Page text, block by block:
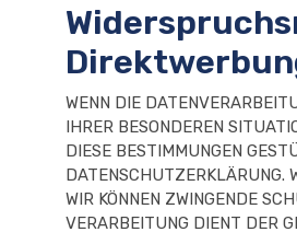
WENN DIE
IHRER BESONDEREN
DIESE BESTIMMUNGEN
DATENSCHUTZERKLÄRUNG.
WIR KÖNNEN ZWINGENDE
VERARBEITUNG DIENT DER